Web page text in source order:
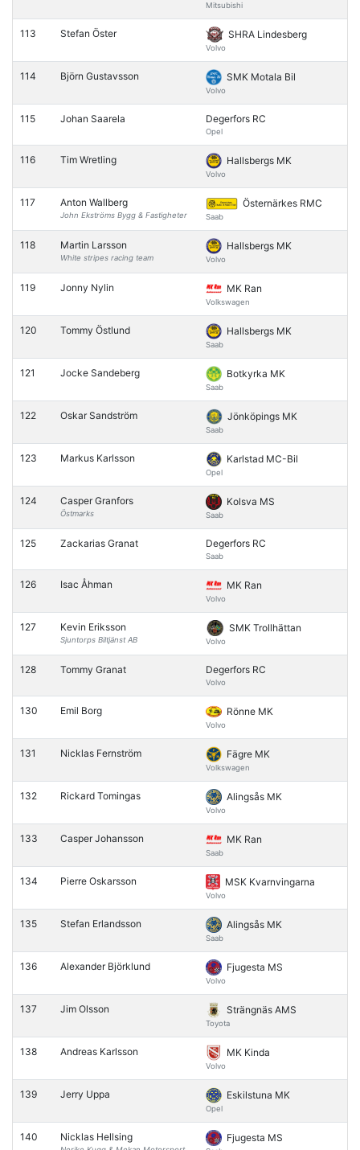
Mitsubishi
113 Stefan Öster SHRA Lindesberg
Volvo
114 Björn Gustavsson SMK Motala Bil
Volvo
115 Johan Saarela Degerfors RC
Opel
116 Tim Wretling Hallsbergs MK
Volvo
117 Anton Wallberg
John Ekströms Bygg & Fastigheter
Östernärkes RMC
Saab
118 Martin Larsson
White stripes racing team
Hallsbergs MK
Volvo
119 Jonny Nylin MK Ran
Volkswagen
120 Tommy Östlund Hallsbergs MK
Saab
121 Jocke Sandeberg Botkyrka MK
Saab
122 Oskar Sandström Jönköpings MK
Saab
123 Markus Karlsson Karlstad MC-Bil
Opel
124 Casper Granfors
Östmarks
Kolsva MS
Saab
125 Zackarias Granat Degerfors RC
Saab
126 Isac Åhman MK Ran
Volvo
127 Kevin Eriksson
Sjuntorps Biltjänst AB
SMK Trollhättan
Volvo
128 Tommy Granat Degerfors RC
Volvo
130 Emil Borg Rönne MK
Volvo
131 Nicklas Fernström Fägre MK
Volkswagen
132 Rickard Tomingas Alingsås MK
Volvo
133 Casper Johansson MK Ran
Saab
134 Pierre Oskarsson MSK Kvarnvingarna
Volvo
135 Stefan Erlandsson Alingsås MK
Saab
136 Alexander Björklund Fjugesta MS
Volvo
137 Jim Olsson Strängnäs AMS
Toyota
138 Andreas Karlsson MK Kinda
Volvo
139 Jerry Uppa Eskilstuna MK
Opel
140 Nicklas Hellsing Fjugesta MS